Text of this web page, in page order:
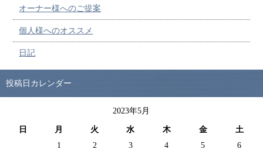
オーナー様へのご提案
個人様へのオススメ
日記
投稿日カレンダー
2023年5月
日 月 火 水 木 金 土
1 2 3 4 5
6